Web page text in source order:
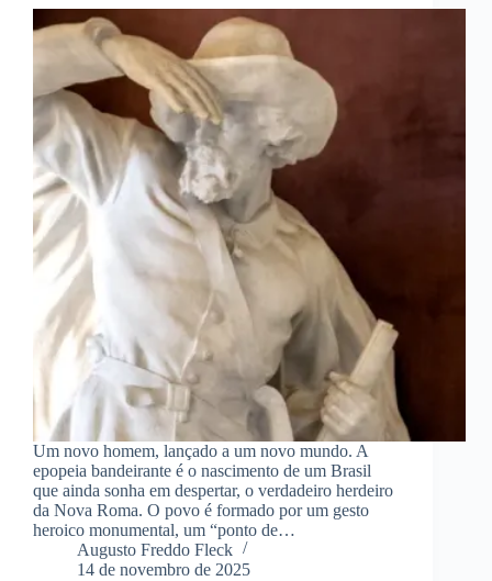
Um novo homem, lançado a um novo mundo. A
epopeia bandeirante é o nascimento de um Brasil
que ainda sonha em despertar, o verdadeiro herdeiro
da Nova Roma. O povo é formado por um gesto
heroico monumental, um “ponto de…
Augusto Freddo Fleck
14 de novembro de 2025